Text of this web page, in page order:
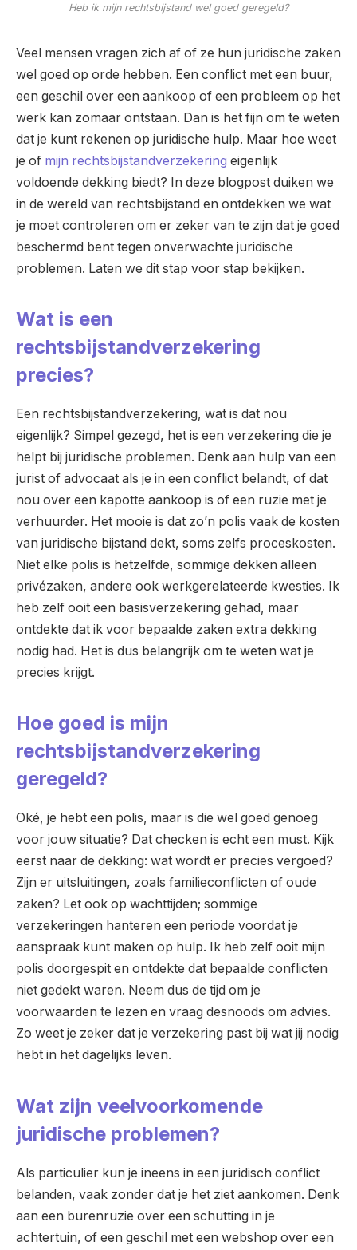
Heb ik mijn rechtsbijstand wel goed geregeld?
Veel mensen vragen zich af of ze hun juridische zaken
wel goed op orde hebben. Een conflict met een buur,
een geschil over een aankoop of een probleem op het
werk kan zomaar ontstaan. Dan is het fijn om te weten
dat je kunt rekenen op juridische hulp. Maar hoe weet
je of mijn rechtsbijstandverzekering eigenlijk
voldoende dekking biedt? In deze blogpost duiken we
in de wereld van rechtsbijstand en ontdekken we wat
je moet controleren om er zeker van te zijn dat je goed
beschermd bent tegen onverwachte juridische
problemen. Laten we dit stap voor stap bekijken.
Wat is een
rechtsbijstandverzekering
precies?
Een rechtsbijstandverzekering, wat is dat nou
eigenlijk? Simpel gezegd, het is een verzekering die je
helpt bij juridische problemen. Denk aan hulp van een
jurist of advocaat als je in een conflict belandt, of dat
nou over een kapotte aankoop is of een ruzie met je
verhuurder. Het mooie is dat zo’n polis vaak de kosten
van juridische bijstand dekt, soms zelfs proceskosten.
Niet elke polis is hetzelfde, sommige dekken alleen
privézaken, andere ook werkgerelateerde kwesties. Ik
heb zelf ooit een basisverzekering gehad, maar
ontdekte dat ik voor bepaalde zaken extra dekking
nodig had. Het is dus belangrijk om te weten wat je
precies krijgt.
Hoe goed is mijn
rechtsbijstandverzekering
geregeld?
Oké, je hebt een polis, maar is die wel goed genoeg
voor jouw situatie? Dat checken is echt een must. Kijk
eerst naar de dekking: wat wordt er precies vergoed?
Zijn er uitsluitingen, zoals familieconflicten of oude
zaken? Let ook op wachttijden; sommige
verzekeringen hanteren een periode voordat je
aanspraak kunt maken op hulp. Ik heb zelf ooit mijn
polis doorgespit en ontdekte dat bepaalde conflicten
niet gedekt waren. Neem dus de tijd om je
voorwaarden te lezen en vraag desnoods om advies.
Zo weet je zeker dat je verzekering past bij wat jij nodig
hebt in het dagelijks leven.
Wat zijn veelvoorkomende
juridische problemen?
Als particulier kun je ineens in een juridisch conflict
belanden, vaak zonder dat je het ziet aankomen. Denk
aan een burenruzie over een schutting in je
achtertuin, of een geschil met een webshop over een